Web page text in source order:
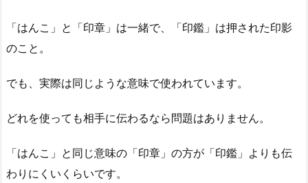
「はんこ」と「印章」は一緒で、「印鑑」は押された印影
のこと。
でも、実際は同じような意味で使われています。
どれを使っても相手に伝わるなら問題はありません。
「はんこ」と同じ意味の「印章」の方が「印鑑」よりも伝
わりにくいくらいです。